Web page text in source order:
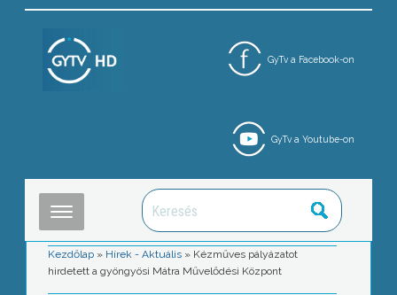
GyTv a Facebook-on
GyTv a Youtube-on
Kezdőlap » Hírek - Aktuális » Kézműves pályázatot
hirdetett a gyöngyösi Mátra Művelődési Központ